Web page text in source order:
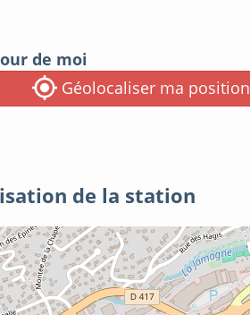
de moi
Géolocaliser ma position
de la station